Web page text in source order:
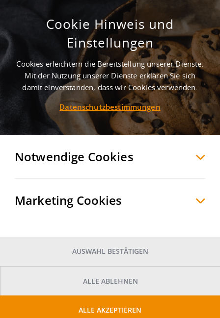
Lagerhalle mit Freifläche
Halberstadt , Deutschland
MERKEN VERGLEICHEN EXPORT PDF
GESAMTFLÄCHE
Cookie Hinweis und
Einstellungen
Cookies erleichtern die Bereitstellung unserer Dienste.
Mit der Nutzung unserer Dienste erklären Sie sich
damit einverstanden, dass wir Cookies verwenden.
Datenschutzbestimmungen
Notwendige Cookies
Marketing Cookies
AUSWAHL BESTÄTIGEN
ALLE ABLEHNEN
ALLE AKZEPTIEREN